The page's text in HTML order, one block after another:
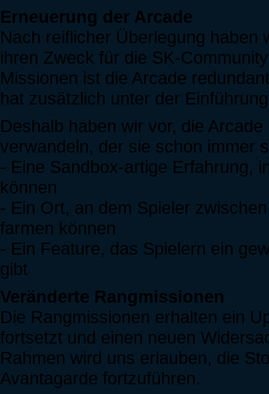
Erneuerung der Arcade
Nach reiflicher Überlegung haben
ihren Zweck für die SK-
Missionen ist die Arcade
hat zusätzlich unter der
Deshalb haben wir vor, die
verwandeln, der sie schon immer
- Eine Sandbox-artige Erfahrung,
können
- Ein Ort, an dem Spieler
farmen können
- Ein Feature, das Spielern ein
gibt
Veränderte Rangmissionen
Die Rangmissionen erhalten ein
fortsetzt und einen neuen
Rahmen wird uns erlauben, die
Avantagarde fortzuführen.